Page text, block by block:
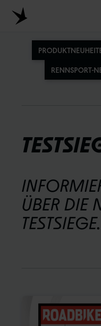
Zum Hauptinhalt springen
RENNSPORT-
ÜBER DIE
TESTSIEGE.